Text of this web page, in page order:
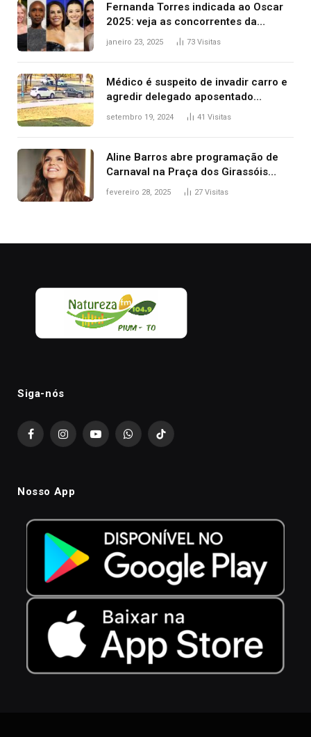
Fernanda Torres indicada ao Oscar
2025: veja as concorrentes da
brasileira a melhor atriz
janeiro 23, 2025 73 Visitas
Médico é suspeito de invadir carro e
agredir delegado aposentado
durante confusão no trânsito
setembro 19, 2024 41 Visitas
Aline Barros abre programação de
Carnaval na Praça dos Girassóis
nesta sexta-feira, em Palmas
fevereiro 28, 2025 27 Visitas
Siga-nós
FacebookInstagramYouTubeWhatsAppTikTok
Nosso App